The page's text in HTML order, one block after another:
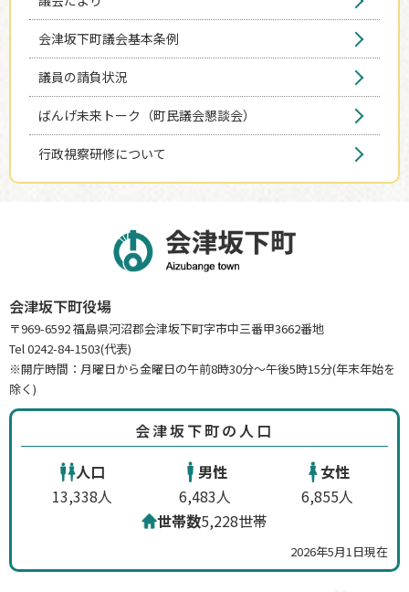
会津坂下町議会基本条例
議員の請負状況
ばんげ未来トーク（町民議会懇談会）
行政視察研修について
会津坂下町役場
〒969-6592 福島県河沼郡会津坂下町字市中三番甲3662番地
Tel 0242-84-1503(代表)
※開庁時間：月曜日から金曜日の午前8時30分～午後5時15分(年末年始を
除く)
会津坂下町の人口
人口
13,338人
男性
6,483人
女性
6,855人
世帯数5,228世帯
2026年5月1日現在